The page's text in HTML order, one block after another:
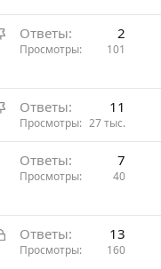
р
е
е
н
З
р
е
л
Ответы 2
Просмотры 101
З
к
л
е
Ответы 11
Просмотры 27 тыс.
Ответы 7
Просмотры 40
З
Ответы 13
Просмотры 160